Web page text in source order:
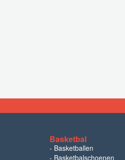
Basketbal
- Basketballen
- Basketbalschoenen